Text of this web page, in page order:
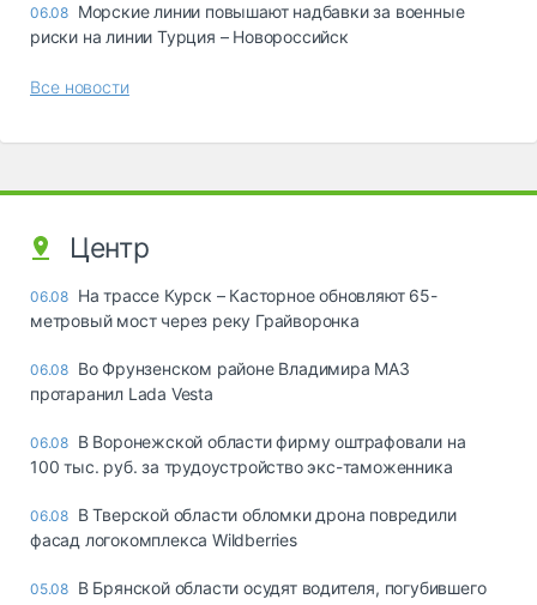
06.08 Морские линии повышают надбавки за военные
риски на линии Турция – Новороссийск
Все новости
Центр
06.08 На трассе Курск – Касторное обновляют 65-
метровый мост через реку Грайворонка
06.08 Во Фрунзенском районе Владимира МАЗ
протаранил Lada Vesta
06.08 В Воронежской области фирму оштрафовали на
100 тыс. руб. за трудоустройство экс-таможенника
06.08 В Тверской области обломки дрона повредили
фасад логокомплекса Wildberries
05.08 В Брянской области осудят водителя, погубившего